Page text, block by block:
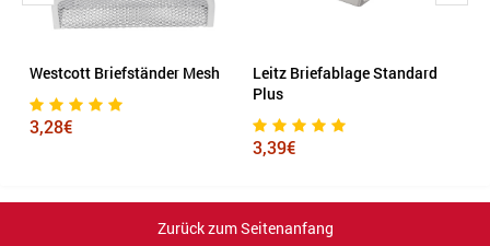
Westcott Briefständer Mesh
3,28€
Leitz Briefablage Standard
Plus
3,39€
Zurück zum Seitenanfang